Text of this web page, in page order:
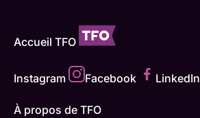
Accueil TFO
Instagram Facebook LinkedIn
À propos de TFO